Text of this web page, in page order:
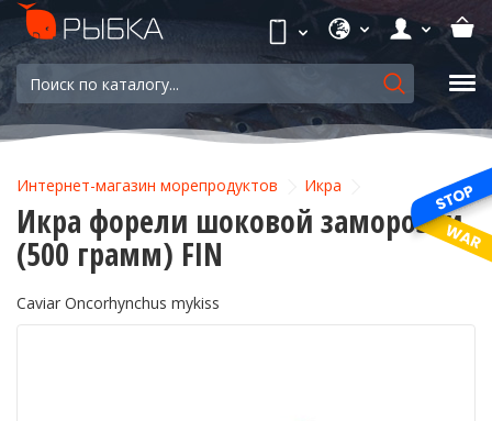
Интернет-магазин морепродуктов Икра
Икра форели шоковой заморозки
(500 грамм) FIN
Caviar Oncorhynchus mykiss